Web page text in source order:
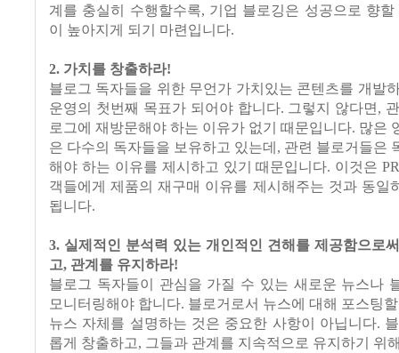
계를 충실히 수행할수록, 기업 블로깅은 성공으로 향
이 높아지게 되기 마련입니다.
2. 가치를 창출하라!
블로그 독자들을 위한 무언가 가치있는 콘텐츠를 개발
운영의 첫번째 목표가 되어야 합니다. 그렇지 않다면,
로그에 재방문해야 하는 이유가 없기 때문입니다. 많은
은 다수의 독자들을 보유하고 있는데, 관련 블로거들은
해야 하는 이유를 제시하고 있기 때문입니다. 이것은
객들에게 제품의 재구매 이유를 제시해주는 것과 동일
됩니다.
3. 실제적인 분석력 있는 개인적인 견해를 제공함으로
고, 관계를 유지하라!
블로그 독자들이 관심을 가질 수 있는 새로운 뉴스나
모니터링해야 합니다. 블로거로서 뉴스에 대해 포스팅
뉴스 자체를 설명하는 것은 중요한 사항이 아닙니다.
롭게 창출하고, 그들과 관계를 지속적으로 유지하기 위